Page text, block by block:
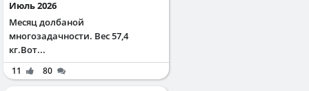
Июль 2026
Месяц долбаной
многозадачности. Вес 57,4
кг.Вот...
11 80